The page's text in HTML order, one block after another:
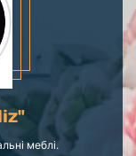
меблі.